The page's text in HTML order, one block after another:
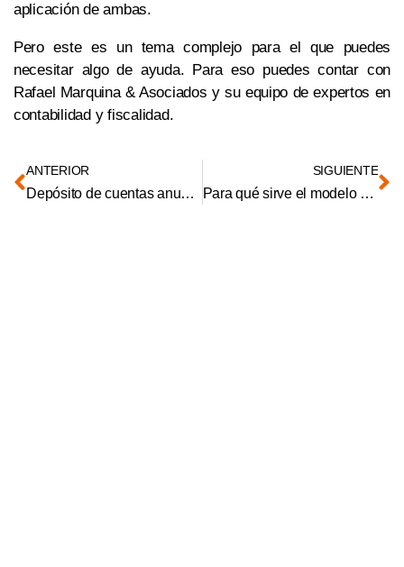
aplicación de ambas.
Pero este es un tema complejo para el que puedes
necesitar algo de ayuda. Para eso puedes contar con
Rafael Marquina & Asociados y su equipo de expertos en
contabilidad y fiscalidad.
ANTERIOR
Depósito de cuentas anuales en el Registro Mercantil [Guía]
SIGUIENTE
Para qué sirve el modelo 036 y cuándo es obligatorio rellenarlo